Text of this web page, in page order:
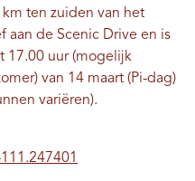
ten zuiden van het
aan de Scenic Drive en is
17.00 uur (mogelijk
van 14 maart (Pi-dag)
variëren).